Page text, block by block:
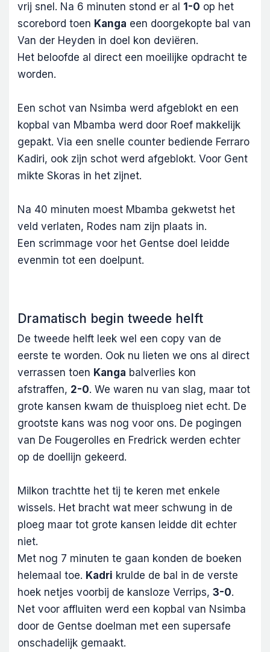
vrij snel. Na 6 minuten stond er al 1-0 op het
scorebord toen Kanga een doorgekopte bal van
Van der Heyden in doel kon deviëren.
Het beloofde al direct een moeilijke opdracht te
worden.
Een schot van Nsimba werd afgeblokt en een
kopbal van Mbamba werd door Roef makkelijk
gepakt. Via een snelle counter bediende Ferraro
Kadiri, ook zijn schot werd afgeblokt. Voor Gent
mikte Skoras in het zijnet.
Na 40 minuten moest Mbamba gekwetst het
veld verlaten, Rodes nam zijn plaats in.
Een scrimmage voor het Gentse doel leidde
evenmin tot een doelpunt.
Dramatisch begin tweede helft
De tweede helft leek wel een copy van de
eerste te worden. Ook nu lieten we ons al direct
verrassen toen Kanga balverlies kon
afstraffen, 2-0. We waren nu van slag, maar tot
grote kansen kwam de thuisploeg niet echt. De
grootste kans was nog voor ons. De pogingen
van De Fougerolles en Fredrick werden echter
op de doellijn gekeerd.
Milkon trachtte het tij te keren met enkele
wissels. Het bracht wat meer schwung in de
ploeg maar tot grote kansen leidde dit echter
niet.
Met nog 7 minuten te gaan konden de boeken
helemaal toe. Kadri krulde de bal in de verste
hoek netjes voorbij de kansloze Verrips, 3-0.
Net voor affluiten werd een kopbal van Nsimba
door de Gentse doelman met een supersafe
onschadelijk gemaakt.